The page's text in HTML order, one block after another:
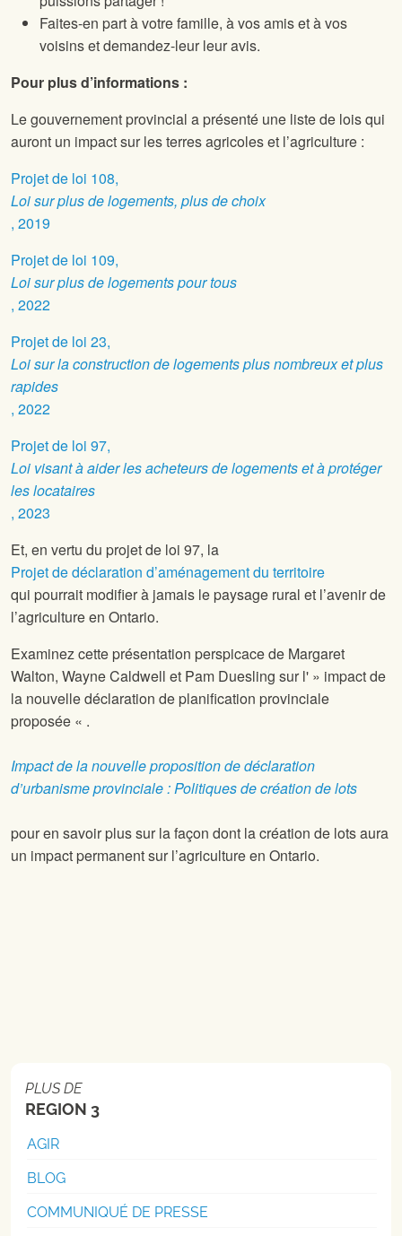
Faites-en part à votre famille, à vos amis et à vos
voisins et demandez-leur leur avis.
Pour plus d’informations :
Le gouvernement provincial a présenté une liste de lois qui
auront un impact sur les terres agricoles et l’agriculture :
Projet de loi 108,
Loi sur plus de logements, plus de choix
, 2019
Projet de loi 109,
Loi sur plus de logements pour tous
, 2022
Projet de loi 23,
Loi sur la construction de logements plus nombreux et plus
rapides
, 2022
Projet de loi 97,
Loi visant à aider les acheteurs de logements et à protéger
les locataires
, 2023
Et, en vertu du projet de loi 97, la
Projet de déclaration d’aménagement du territoire
qui pourrait modifier à jamais le paysage rural et l’avenir de
l’agriculture en Ontario.
Examinez cette présentation perspicace de Margaret
Walton, Wayne Caldwell et Pam Duesling sur l' » impact de
la nouvelle déclaration de planification provinciale
proposée « .
Impact de la nouvelle proposition de déclaration
d’urbanisme provinciale : Politiques de création de lots
pour en savoir plus sur la façon dont la création de lots aura
un impact permanent sur l’agriculture en Ontario.
PLUS DE
REGION 3
AGIR
BLOG
COMMUNIQUÉ DE PRESSE